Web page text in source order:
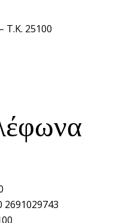
Τ.Κ. 25100
2691029743